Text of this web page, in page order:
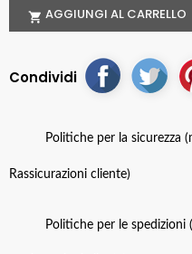
 AGGIUNGI AL CARRELLO
Condividi
Politiche per la sicurezza
Rassicurazioni cliente)
Politiche per le